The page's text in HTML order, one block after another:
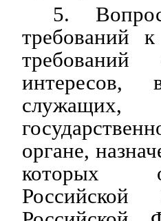
5.
требований
требований
интересов,
органе,
которых